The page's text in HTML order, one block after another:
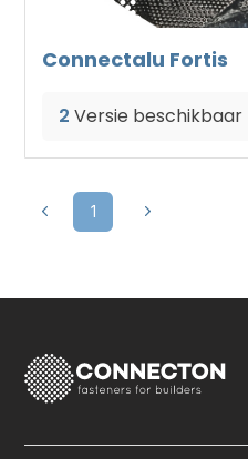
Connectalu Fortis
2 Versie beschikbaar
1